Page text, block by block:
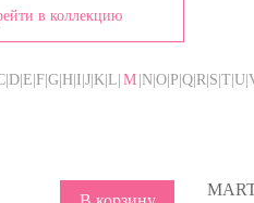
в коллекцию
M